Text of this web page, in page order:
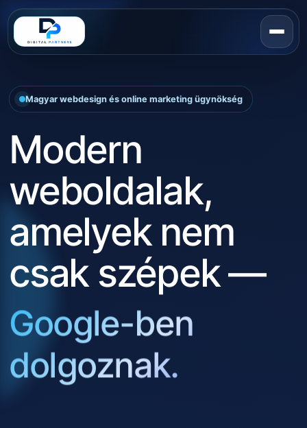
Magyar webdesign és online marketing ügynökség
Modern
weboldalak,
amelyek nem
csak szépek —
Google-ben
dolgoznak.